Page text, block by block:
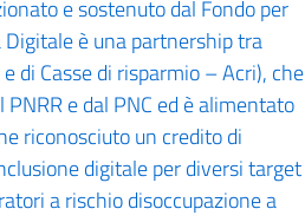
e sostenuto dal Fondo per
Digitale è una partnership tra
di Casse di risparmio – Acri), che
e dal PNC ed è alimentato
riconosciuto un credito di
digitale per diversi target
a rischio disoccupazione a